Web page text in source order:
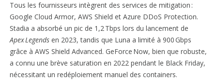
Tous les fournisseurs intègrent des services de mitigation :
Google Cloud Armor, AWS Shield et Azure DDoS Protection.
Stadia a absorbé un pic de 1,2 Tbps lors du lancement de
Apex Legends en 2023, tandis que Luna a limité à 900 Gbps
grâce à AWS Shield Advanced. GeForce Now, bien que robuste,
a connu une brève saturation en 2022 pendant le Black Friday,
nécessitant un redéploiement manuel des containers.